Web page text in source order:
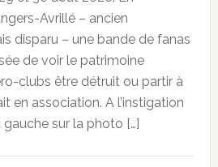
Avrillé – ancien
disparu – une bande de fanas
de voir le patrimoine
clubs être détruit ou partir à
en association. A l’instigation
gauche sur la photo […]